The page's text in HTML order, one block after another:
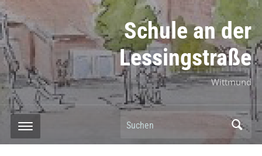
Schule an der
Lessingstraße
Wittmund
Suchen